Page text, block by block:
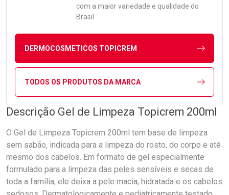
com a maior variedade e qualidade do
Brasil.
DERMOCOSMETICOS TOPICREM
TODOS OS PRODUTOS DA MARCA
Descrição Gel de Limpeza Topicrem 200ml
O Gel de Limpeza Topicrem 200ml tem base de limpeza
sem sabão, indicada para a limpeza do rosto, do corpo e até
mesmo dos cabelos. Em formato de gel especialmente
formulado para a limpeza das peles sensíveis e secas de
toda a família, ele deixa a pele macia, hidratada e os cabelos